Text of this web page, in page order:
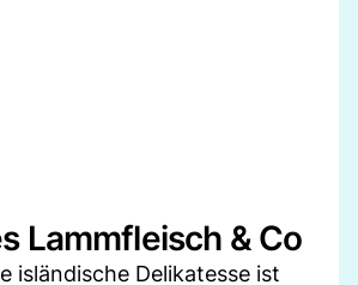
Lammfleisch & Co
isländische Delikatesse ist